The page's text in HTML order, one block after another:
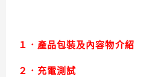
１．產品包裝及內容物介紹
２．充電測試